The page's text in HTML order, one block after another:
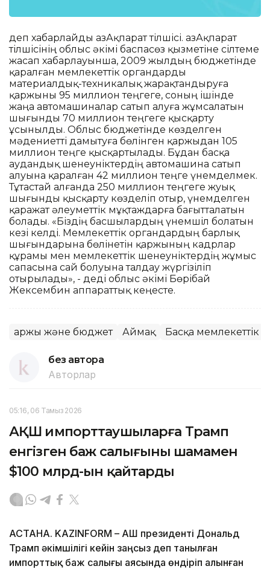
деп хабарлайды ҚазАқпарат тілшісі. ҚазАқпарат
тілшісінің облыс әкімі баспасөз қызметіне сілтеме
жасап хабарлауынша, 2009 жылдың бюджетінде
қаралған мемлекеттік органдарды
материалдық-техникалық жарақтандыруға
қаржыны 95 миллион теңгеге, соның ішінде
жаңа автомашиналар сатып алуға жұмсалатын
шығынды 70 миллион теңгеге қысқарту
ұсынылды. Облыс бюджетінде көзделген
мәдениетті дамытуға бөлінген қаржыдан 105
миллион теңге қысқартылады. Бұдан басқа
аудандық шенеуніктердің автомашина сатып
алуына қаралған 42 миллион теңге үнемделмек.
Тұтастай алғанда 250 миллион теңгеге жуық
шығынды қысқарту көзделіп отыр, үнемделген
қаражат әлеуметтік мұқтаждарға бағытталатын
болады. «Біздің басшылардың үнемшіл болатын
кезі келді. Мемлекеттік органдардың барлық
шығындарына бөлінетін қаржының кадрлар
құрамы мен мемлекеттік шенеуніктердің жұмыс
сапасына сай болуына талдау жүргізіліп
отырылады», - деді облыс әкімі Бөрібай
Жексембин аппараттық кеңесте.
Қаржы және бюджет Аймақ Басқа мемлекеттік
без автора
Авторлар
05:16, 06 Тамыз 2026
АҚШ импорттаушыларға Трамп
енгізген баж салығының шамамен
$100 млрд-ын қайтарды
АСТАНА. KAZINFORM – АҚШ президенті Дональд
Трамп әкімшілігі кейін заңсыз деп танылған
импорттық баж салығы аясында өндіріп алынған